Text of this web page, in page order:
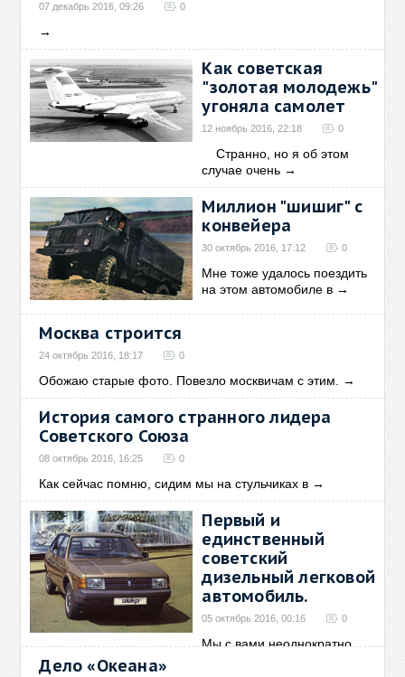
07 декабрь 2016, 09:26 0
→
Как советская
"золотая молодежь"
угоняла самолет
12 ноябрь 2016, 22:18 0
Странно, но я об этом
случае очень →
Миллион "шишиг" с
конвейера
30 октябрь 2016, 17:12 0
Мне тоже удалось поездить
на этом автомобиле в →
Москва строится
24 октябрь 2016, 18:17 0
Обожаю старые фото. Повезло москвичам с этим. →
История самого странного лидера
Советского Союза
08 октябрь 2016, 16:25 0
Как сейчас помню, сидим мы на стульчиках в →
Первый и
единственный
советский
дизельный легковой
автомобиль.
05 октябрь 2016, 00:16 0
Мы с вами неоднократно
Дело «Океана»